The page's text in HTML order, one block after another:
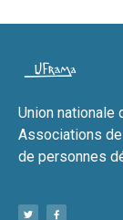
Union nationale
Associations
de personnes